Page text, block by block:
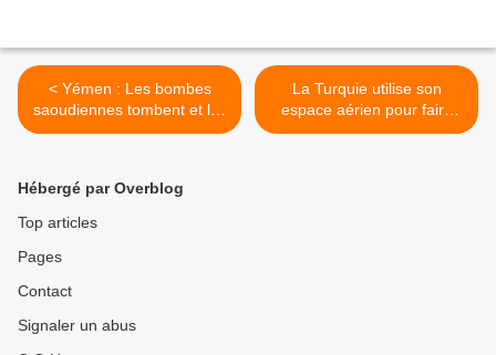
< Yémen : Les bombes
saoudiennes tombent et les
lobbyistes « passent le balai
La Turquie utilise son
espace aérien pour faire
pression sur la Russie,
Hébergé par Overblog
Top articles
Pages
Contact
Signaler un abus